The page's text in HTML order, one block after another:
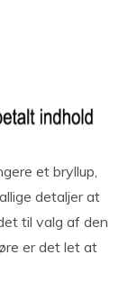
et bryllup,
detaljer at
til valg af den
er det let at